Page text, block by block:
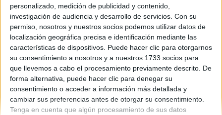
personalizado, medición de publicidad y contenido,
investigación de audiencia y desarrollo de servicios. Con su
permiso, nosotros y nuestros socios podemos utilizar datos de
localización geográfica precisa e identificación mediante las
características de dispositivos. Puede hacer clic para otorgarnos
su consentimiento a nosotros y a nuestros 1733 socios para
que llevemos a cabo el procesamiento previamente descrito. De
forma alternativa, puede hacer clic para denegar su
consentimiento o acceder a información más detallada y
cambiar sus preferencias antes de otorgar su consentimiento.
Tenga en cuenta que algún procesamiento de sus datos
Quiénes somos| Contactar|Anúnciate
|Politica de privacidad Condiciones generales |
de cookies
© 2003-2026Compás Mediterráneo S.L. - Diego de León 47 - 28006
Madrid [ESPAÑA] - Tel. +34 91 593 2767